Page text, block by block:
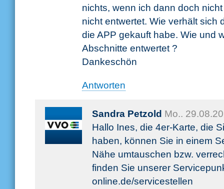
nichts, wenn ich dann doch
nicht entwertet. Wie verhält sich
die APP gekauft habe. Wie und
Abschnitte entwertet ?
Dankeschön
Antworten
Sandra Petzold Mo..
Hallo Ines, die 4er-Karte, die
haben, können Sie in einem
Nähe umtauschen bzw.
finden Sie unserer
online.de/servicestellen